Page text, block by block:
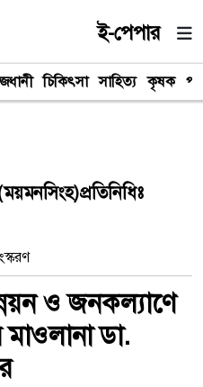
ই-পেপার
চিকিৎসা সাহিত্য কৃষক
ও জনকল্যাণে
ডা.